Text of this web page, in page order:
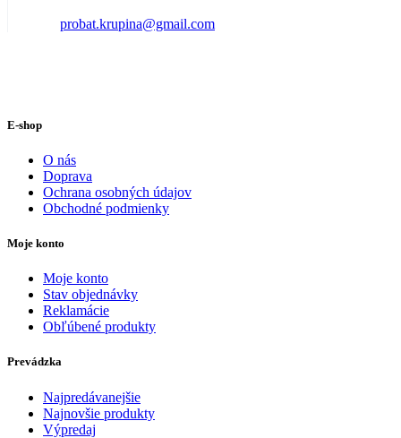
probat.krupina@gmail.com
E-shop
O nás
Doprava
Ochrana osobných údajov
Obchodné podmienky
Moje konto
Moje konto
Stav objednávky
Reklamácie
Obľúbené produkty
Prevádzka
Najpredávanejšie
Najnovšie produkty
Výpredaj